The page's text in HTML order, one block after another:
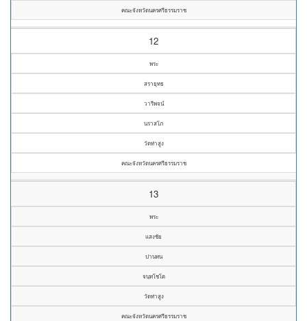
คณะจังหวัดนครศรีธรรมราช
12
พระ
สรายุทธ
วารีพจน์
นราสโภ
วัดท่าสูง
คณะจังหวัดนครศรีธรรมราช
13
พระ
แสงชัย
ปานทน
จนฺทโชโต
วัดท่าสูง
คณะจังหวัดนครศรีธรรมราช